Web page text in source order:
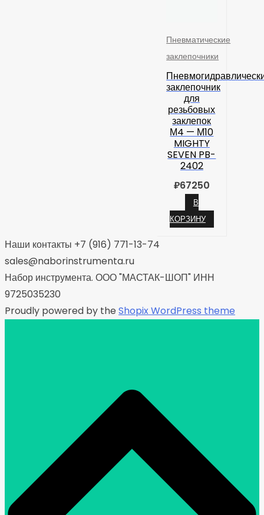
Пневматические
заклепочники
заклепочник
для
резьбовых
заклепок
М4 — М10
MIGHTY
SEVEN PB-
2402
₽67250
В
КОРЗИНУ
Наши контакты +7 (916) 771-13-74
sales@naborinstrumenta.ru
Набор инструмента. ООО "МАСТАК-ШОП" ИНН
9725035230
Proudly powered by the Shopix WordPress theme